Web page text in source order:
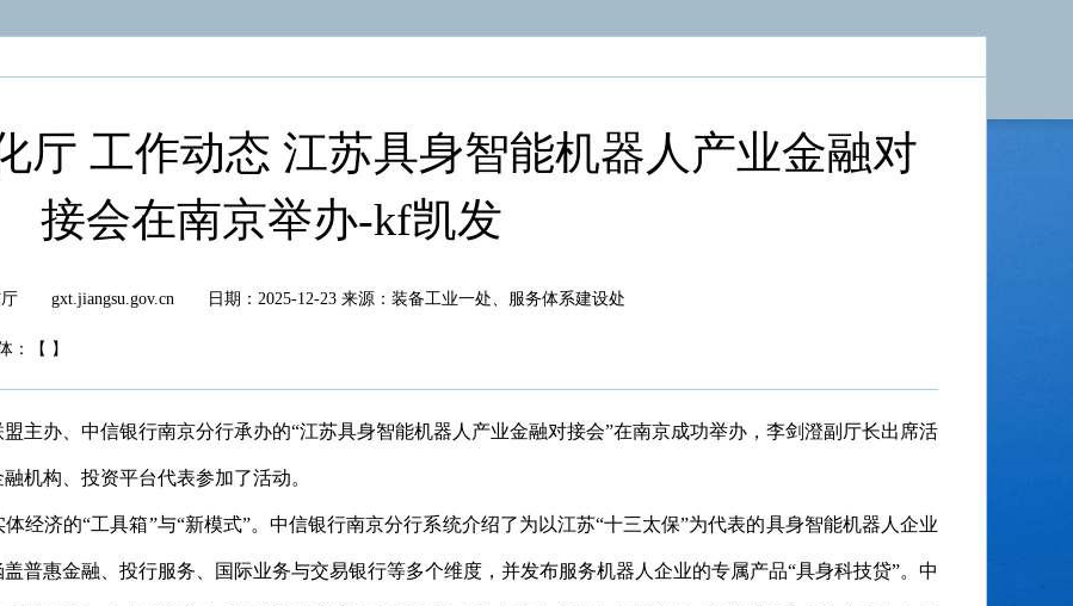
厅 工作动态 江苏具身智能机器人产业金融对
接会在南京举办-kf凯发
厅 gxt.jiangsu.gov.cn 日期：2025-12-23 来源：装备工业一处、服务体系建设处
【
： 】
主办、中信银行南京分行承办的“江苏具身智能机器人产业金融对接会”在南京成功举办，李剑澄副厅长出席活
机构、投资平台代表参加了活动。
经济的“工具箱”与“新模式”。中信银行南京分行系统介绍了为以江苏“十三太保”为代表的具身智能机器人企业
普惠金融、投行服务、国际业务与交易银行等多个维度，并发布服务机器人企业的专属产品“具身科技贷”。中